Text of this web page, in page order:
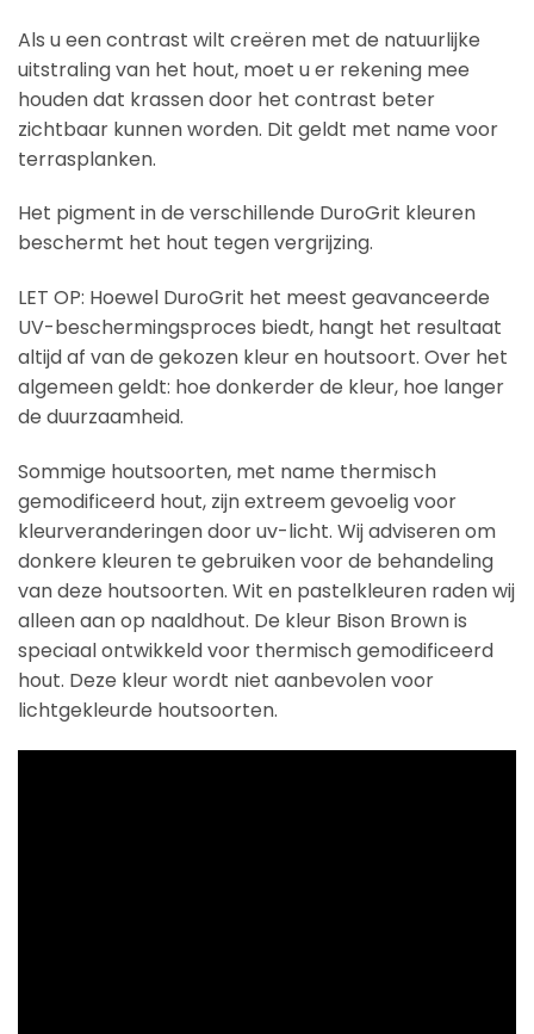
Als u een contrast wilt creëren met de natuurlijke
uitstraling van het hout, moet u er rekening mee
houden dat krassen door het contrast beter
zichtbaar kunnen worden. Dit geldt met name voor
terrasplanken.
Het pigment in de verschillende DuroGrit kleuren
beschermt het hout tegen vergrijzing.
LET OP: Hoewel DuroGrit het meest geavanceerde
UV-beschermingsproces biedt, hangt het resultaat
altijd af van de gekozen kleur en houtsoort. Over het
algemeen geldt: hoe donkerder de kleur, hoe langer
de duurzaamheid.
Sommige houtsoorten, met name thermisch
gemodificeerd hout, zijn extreem gevoelig voor
kleurveranderingen door uv-licht. Wij adviseren om
donkere kleuren te gebruiken voor de behandeling
van deze houtsoorten. Wit en pastelkleuren raden wij
alleen aan op naaldhout. De kleur Bison Brown is
speciaal ontwikkeld voor thermisch gemodificeerd
hout. Deze kleur wordt niet aanbevolen voor
lichtgekleurde houtsoorten.